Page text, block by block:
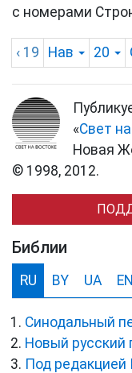
с номерами
‹ 19 Нав 20
«Свет
Новая
© 1998, 2012.
Библии
RU BY UA EN
Синодальный
Новый русский
Под редакцией